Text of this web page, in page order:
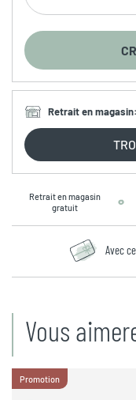
Retrait en magasin:
Retrait en magasin
gratuit
Avec
Vous
Promotion